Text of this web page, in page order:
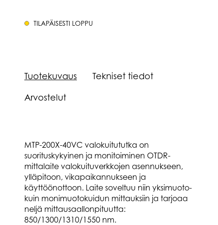
TILAPÄISESTI LOPPU
Tuotekuvaus
Tekniset tiedot
Arvostelut
MTP-200X-40VC valokuitututka on
suorituskykyinen ja monitoiminen OTDR-
mittalaite valokuituverkkojen asennukseen,
ylläpitoon, vikapaikannukseen ja
käyttöönottoon. Laite soveltuu niin yksimuoto-
kuin monimuotokuidun mittauksiin ja tarjoaa
neljä mittausaallonpituutta:
850/1300/1310/1550 nm.